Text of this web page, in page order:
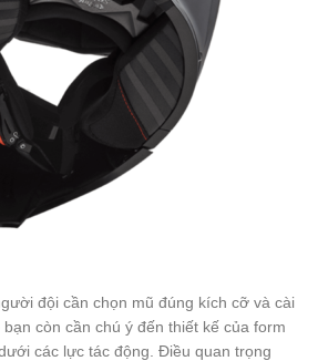
đội cần chọn mũ đúng kích cỡ và cài
còn cần chú ý đến thiết kế của form
các lực tác động. Điều quan trọng